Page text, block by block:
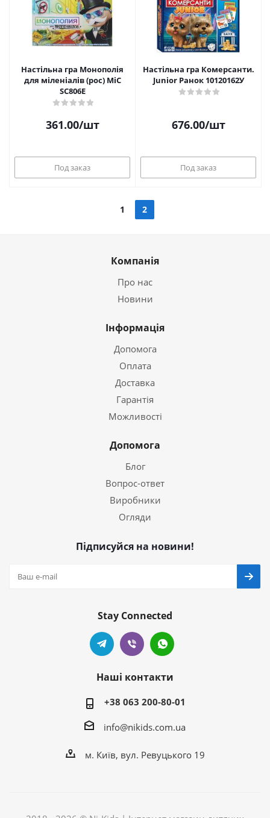
Настільна гра Монополія
для міленіалів (рос) MiC
SC806E
361.00/шт
Под заказ
Настільна гра Комерсанти.
Junior Ранок 10120162У
676.00/шт
Под заказ
1 2
Компанія
Про нас
Новини
Інформація
Допомога
Оплата
Доставка
Гарантія
Можливості
Допомога
Блог
Вопрос-ответ
Виробники
Огляди
Підписуйся на новини!
Stay Connected
Наші контакти
+38 063 200-80-01
info@nikids.com.ua
м. Київ, вул. Ревуцького 19